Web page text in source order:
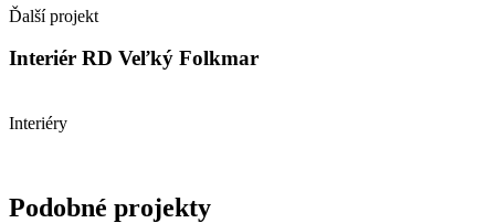
Ďalší projekt
Interiér RD Veľký Folkmar
Interiéry
Podobné projekty